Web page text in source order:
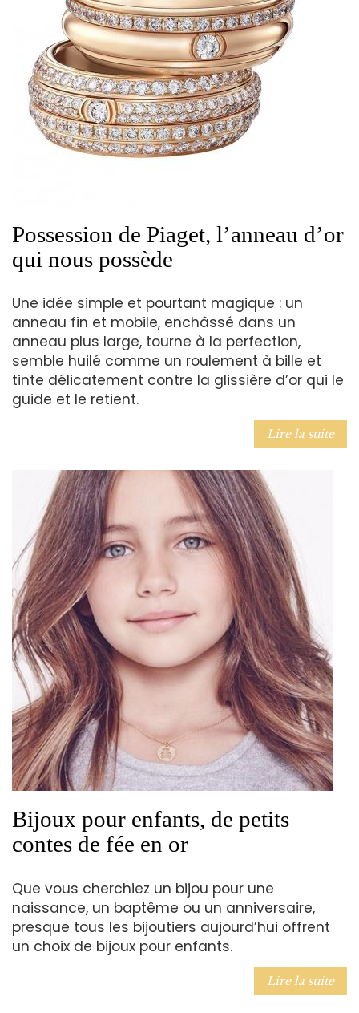
Possession de Piaget, l’anneau d’or
qui nous possède
Une idée simple et pourtant magique : un
anneau fin et mobile, enchâssé dans un
anneau plus large, tourne à la perfection,
semble huilé comme un roulement à bille et
tinte délicatement contre la glissière d’or qui le
guide et le retient.
Lire la suite
Bijoux pour enfants, de petits
contes de fée en or
Que vous cherchiez un bijou pour une
naissance, un baptême ou un anniversaire,
presque tous les bijoutiers aujourd’hui offrent
un choix de bijoux pour enfants.
Lire la suite